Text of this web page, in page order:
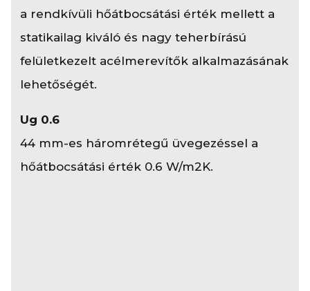
a rendkívüli hőátbocsátási érték mellett a
statikailag kiváló és nagy teherbírású
felületkezelt acélmerevítők alkalmazásának
lehetőségét.
Ug 0.6
44 mm-es háromrétegű üvegezéssel a
hőátbocsátási érték 0.6 W/m2K.